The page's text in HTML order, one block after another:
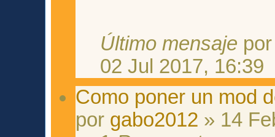
Último mensaje
02 Jul 2017, 16:39
Como poner un mod
por gabo2012 » 14